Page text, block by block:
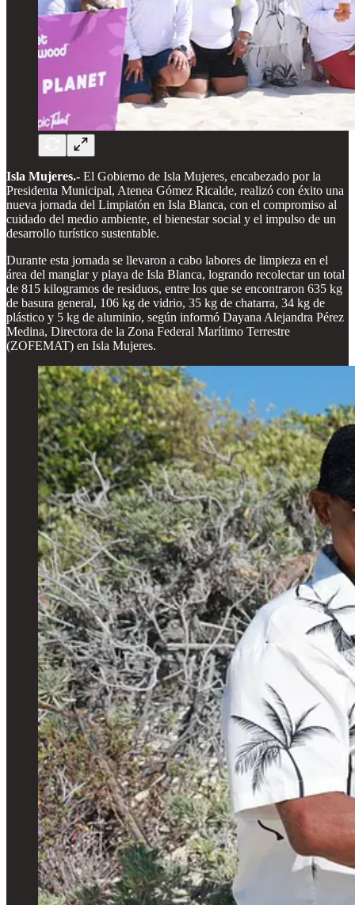
Isla Mujeres.- El Gobierno de Isla Mujeres, encabezado por la
Presidenta Municipal, Atenea Gómez Ricalde, realizó con éxito una
nueva jornada del Limpiatón en Isla Blanca, con el compromiso al
cuidado del medio ambiente, el bienestar social y el impulso de un
desarrollo turístico sustentable.
Durante esta jornada se llevaron a cabo labores de limpieza en el
área del manglar y playa de Isla Blanca, logrando recolectar un total
de 815 kilogramos de residuos, entre los que se encontraron 635 kg
de basura general, 106 kg de vidrio, 35 kg de chatarra, 34 kg de
plástico y 5 kg de aluminio, según informó Dayana Alejandra Pérez
Medina, Directora de la Zona Federal Marítimo Terrestre
(ZOFEMAT) en Isla Mujeres.